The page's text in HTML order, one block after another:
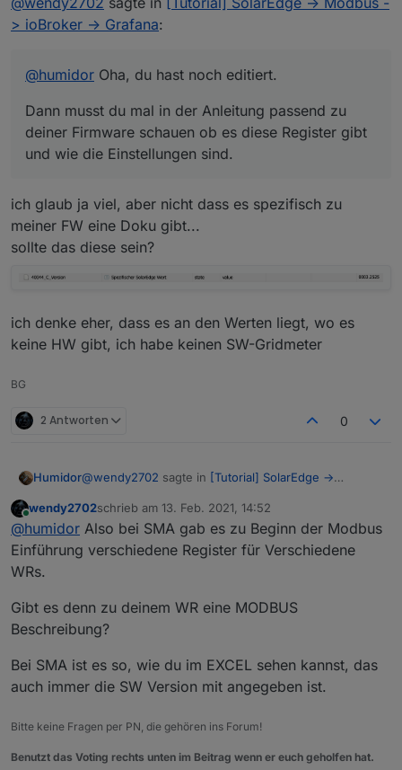
nehme ich die 40100 aus der Instanz raus:
modbus.1	2021-02-13 15:38:38.886
modbus.1	2021-02-13 15:38:37.721
modbus.1	2021-02-13 15:38:37.720
modbus.1	2021-02-13 15:38:36.633
modbus.1	2021-02-13 15:38:36.633
modbus.1	2021-02-13 15:38:35.468
modbus.1	2021-02-13 15:38:34.296
dh ab 40100 stimmt was nicht.
deiner Firmware schauen ob es diese Register
gibt und wie die Einstellungen sind.
> ioBroker -> Grafana:
@humidor Oha, du hast noch editiert.
Dann musst du mal in der Anleitung passend zu
deiner Firmware schauen ob es diese Register gibt
und wie die Einstellungen sind.
ich glaub ja viel, aber nicht dass es spezifisch zu
meiner FW eine Doku gibt...
sollte das diese sein?
ich denke eher, dass es an den Werten liegt, wo es
keine HW gibt, ich habe keinen SW-Gridmeter
BG
2 Antworten 0
Humidor@wendy2702 sagte in [Tutorial] SolarEdge ->
@humidorOha, du hast noch editiert.
Dann musst du mal in der Anleitung passend zu
ich glaub ja viel, aber nicht dass es spezifisch zu
keine HW gibt, ich habe keinen SW-Gridmeter
Online
wendy2702schrieb am 13. Feb. 2021, 14:52
zuletzt editiert von
@humidor Also bei SMA gab es zu Beginn der Modbus
Einführung verschiedene Register für Verschiedene
WRs.
Gibt es denn zu deinem WR eine MODBUS
Beschreibung?
Bei SMA ist es so, wie du im EXCEL sehen kannst, das
auch immer die SW Version mit angegeben ist.
Bitte keine Fragen per PN, die gehören ins Forum!
Benutzt das Voting rechts unten im Beitrag wenn er euch geholfen hat.